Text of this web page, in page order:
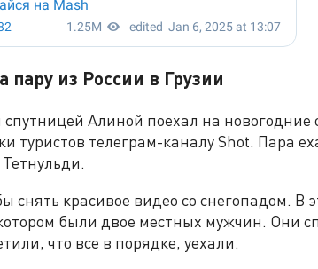
пару из России в Грузии
Алиной поехал на новогодние
туристов телеграм-каналу Shot. Пара
снять красивое видео со снегопадом. В
были двое местных мужчин. Они
что все в порядке, уехали.